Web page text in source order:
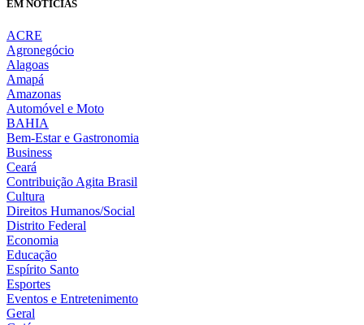
EM NOTÍCIAS
ACRE
Agronegócio
Alagoas
Amapá
Amazonas
Automóvel e Moto
BAHIA
Bem-Estar e Gastronomia
Business
Ceará
Contribuição Agita Brasil
Cultura
Direitos Humanos/Social
Distrito Federal
Economia
Educação
Espírito Santo
Esportes
Eventos e Entretenimento
Geral